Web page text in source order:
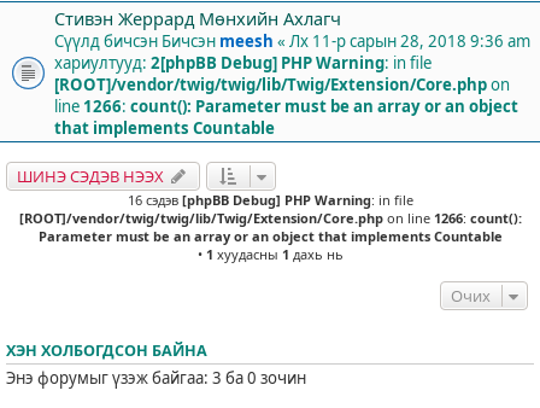
Стивэн Жеррард Мөнхийн Ахлагч
Сүүлд бичсэн Бичсэн meesh « Лх 11-р сарын 28, 2018 9:36 am
хариултууд: 2[phpBB Debug] PHP Warning: in file
[ROOT]/vendor/twig/twig/lib/Twig/Extension/Core.phpon
line 1266: count(): Parameter must be an array or an object
that implements Countable
ШИНЭ СЭДЭВ НЭЭХ
16 сэдэв [phpBB Debug] PHP Warning: in file
[ROOT]/vendor/twig/twig/lib/Twig/Extension/Core.phpon line 1266: count():
Parameter must be an array or an object that implements Countable
• 1 хуудасны 1 дахь нь
Очих
ХЭН ХОЛБОГДСОН БАЙНА
Энэ форумыг үзэж байгаа: 3 ба 0 зочин